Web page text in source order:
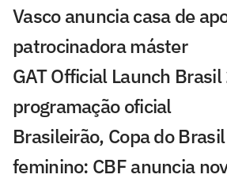
Vasco anuncia casa de
patrocinadora máster
GAT Official Launch
programação oficial
Brasileirão, Copa do
feminino: CBF anuncia